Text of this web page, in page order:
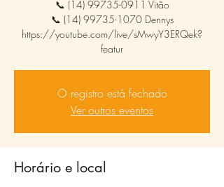
📞 (14) 99735-0911 Vitão
📞 (14) 99735-1070 Dennys
https://youtube.com/live/sMwyY3ERQek?
featur
O registro está fechado
Ver outros eventos
Horário e local